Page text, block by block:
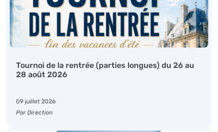
Tournoi de la rentrée (parties longues) du 26 au
28 août 2026
09 juillet 2026
Par Direction